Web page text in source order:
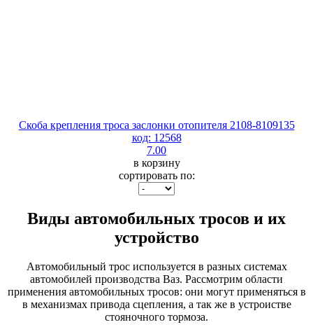
Скоба крепления троса заслонки отопителя 2108-8109135
код: 12568
7.00
в корзину
сортировать по:
Виды автомобильных тросов и их
устройство
Автомобильный трос используется в разных системах
автомобилей производства Ваз. Рассмотрим области
применения автомобильных тросов: они могут применяться в
в механизмах привода сцепления, а так же в устроистве
стояночного тормоза.